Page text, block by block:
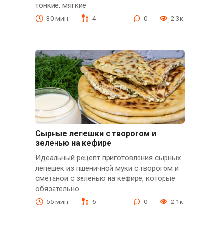
тонкие, мягкие
30 мин. 4 0 2.3к.
Сырные лепешки с творогом и
зеленью на кефире
Идеальный рецепт приготовления сырных
лепешек из пшеничной муки с творогом и
сметаной с зеленью на кефире, которые
обязательно
55 мин. 6 0 2.1к.